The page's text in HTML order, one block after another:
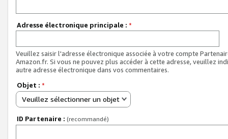
Adresse électronique principale : *
Veuillez saisir l'adresse électronique associée à votre compte
Amazon.fr. Si vous ne pouvez plus accéder à cette adresse, veuillez
autre adresse électronique dans vos commentaires.
Objet : *
Veuillez sélectionner un objet
ID Partenaire : (recommandé)